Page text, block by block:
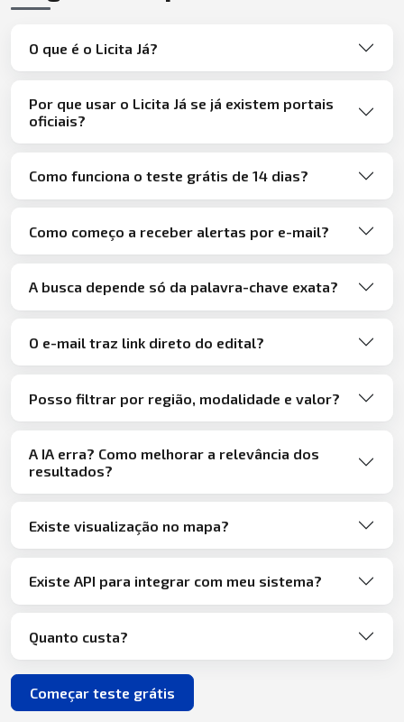
O que é o Licita Já?
Por que usar o Licita Já se já existem portais
oficiais?
Como funciona o teste grátis de 14 dias?
Como começo a receber alertas por e-mail?
A busca depende só da palavra-chave exata?
O e-mail traz link direto do edital?
Posso filtrar por região, modalidade e valor?
A IA erra? Como melhorar a relevância dos
resultados?
Existe visualização no mapa?
Existe API para integrar com meu sistema?
Quanto custa?
Começar teste grátis